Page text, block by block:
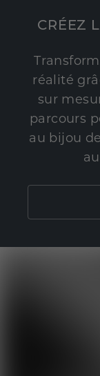
CRÉEZ
réalité
sur
parcours
au bijou